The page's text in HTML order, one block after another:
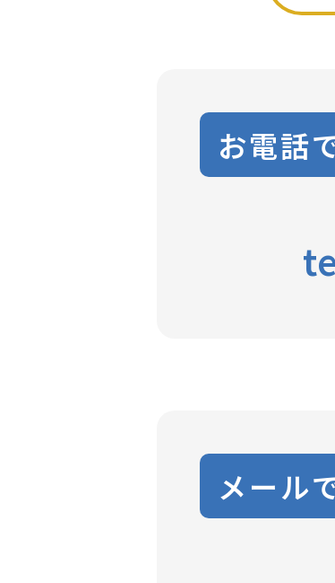
お電話
メール